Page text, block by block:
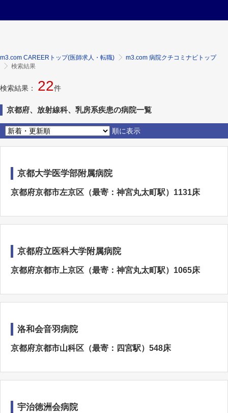
m3.com CAREERトップ(医師求人・転職)
m3.com 病院クチコミナビトップ
検索結果
検索結果： 22件
京都府、放射線科、乳房系疾患の病院一覧
順に表示
京都大学医学部附属病院
京都府京都市左京区（最寄：神宮丸太町駅）1131床
京都府立医科大学附属病院
京都府京都市上京区（最寄：神宮丸太町駅）1065床
洛和会音羽病院
京都府京都市山科区（最寄：四宮駅）548床
宇治徳洲会病院